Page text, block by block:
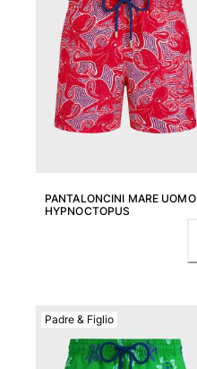
Portale dei resi
Reso
Consegna
Domande frequenti
Trova il negozio
Contattaci
Il mio account
PANTALONCINI MARE UOMO
HYPNOCTOPUS
Padre & Figlio